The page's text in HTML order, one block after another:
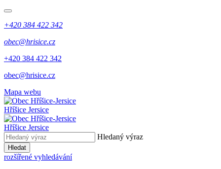
+420 384 422 342
obec@hrisice.cz
+420 384 422 342
obec@hrisice.cz
Mapa webu
Hříšice Jersice
Hříšice Jersice
Hledaný výraz
Hledat
rozšířené vyhledávání